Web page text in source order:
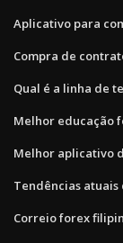
Aplicativo para
Compra de
Qual é a linha de
Melhor educação
Melhor aplicativo
Tendências
Correio forex